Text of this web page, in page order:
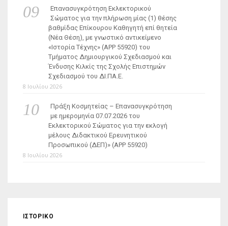
Επανασυγκρότηση Εκλεκτορικού
Σώματος για την πλήρωση μίας (1) θέσης
βαθμίδας Επίκουρου Καθηγητή επί θητεία
(Νέα Θέση), με γνωστικό αντικείμενο
«Ιστορία Τέχνης» (ΑΡΡ 55920) του
Τμήματος Δημιουργικού Σχεδιασμού και
Ένδυσης Κιλκίς της Σχολής Επιστημών
Σχεδιασμού του ΔΙ.ΠΑ.Ε.
8 Ιουλίου 2026
Πράξη Κοσμητείας – Επανασυγκρότηση
με ημερομηνία 07.07.2026 του
Εκλεκτορικού Σώματος για την εκλογή
μέλους Διδακτικού Ερευνητικού
Προσωπικού (ΔΕΠ)» (APP 55920)
8 Ιουλίου 2026
ΙΣΤΟΡΙΚΌ